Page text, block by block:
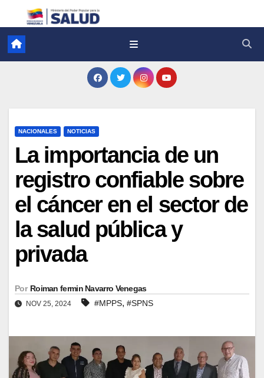
NACIONALES NOTICIAS
La importancia de un
registro confiable sobre
el cáncer en el sector de
la salud pública y
privada
Por Roiman fermin Navarro Venegas
NOV 25, 2024 #MPPS, #SPNS